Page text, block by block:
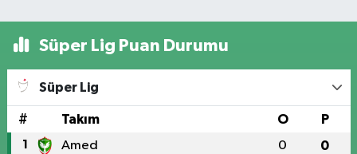
Süper Lig Puan Durumu
Süper Lig
# Takım O P
1 Amed 0 0